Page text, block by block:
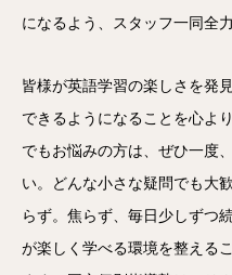
になるよう、スタッフ一同全
皆様が英語学習の楽しさを発
できるようになることを心よ
でもお悩みの方は、ぜひ一度
い。どんな小さな疑問でも大
らず。焦らず、毎日少しずつ
が楽しく学べる環境を整える